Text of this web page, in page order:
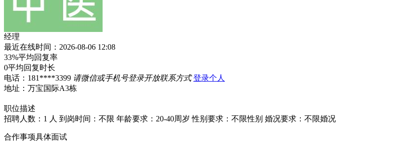
经理
最近在线时间：2026-08-06 12:08
33%平均回复率
0平均回复时长
电话： 181****3399 请微信或手机号登录开放联系方式 登录个人
地址：万宝国际A3栋
职位描述
招聘人数：1 人 到岗时间：不限 年龄要求：20-40周岁 性别要求：不限性别 婚况要求：不限婚况
合作事项具体面试